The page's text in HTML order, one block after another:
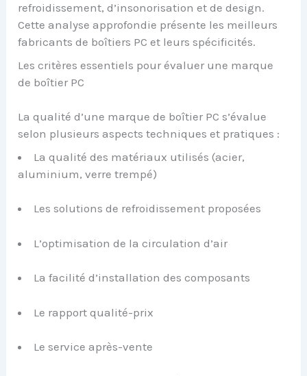
refroidissement, d’insonorisation et de design.
Cette analyse approfondie présente les meilleurs
fabricants de boîtiers PC et leurs spécificités.
Les critères essentiels pour évaluer une marque
de boîtier PC
La qualité d’une marque de boîtier PC s’évalue
selon plusieurs aspects techniques et pratiques :
La qualité des matériaux utilisés (acier,
aluminium, verre trempé)
Les solutions de refroidissement proposées
L’optimisation de la circulation d’air
La facilité d’installation des composants
Le rapport qualité-prix
Le service après-vente